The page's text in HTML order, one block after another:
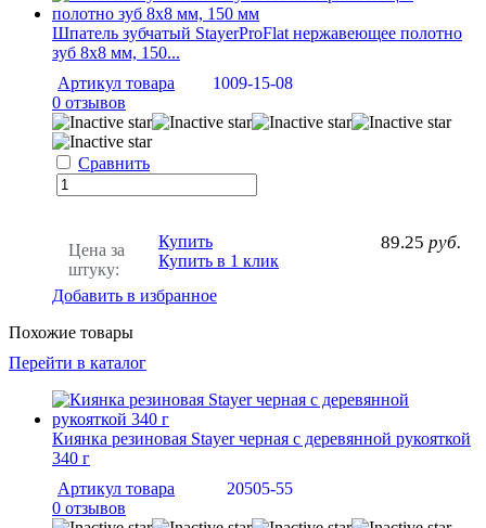
Шпатель зубчатый StayerProFlat нержавеющее полотно
зуб 8х8 мм, 150...
Артикул товара
1009-15-08
0 отзывов
Сравнить
Цена за
штуку:
89.25 руб.
Купить
Купить в 1 клик
Добавить в избранное
Похожие товары
Перейти в каталог
Киянка резиновая Stayer черная с деревянной рукояткой
340 г
Артикул товара
20505-55
0 отзывов